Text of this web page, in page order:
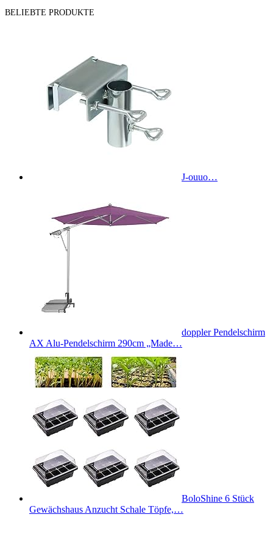
BELIEBTE PRODUKTE
J-ouuo…
doppler Pendelschirm
AX Alu-Pendelschirm 290cm „Made…
BoloShine 6 Stück
Gewächshaus Anzucht Schale Töpfe,…